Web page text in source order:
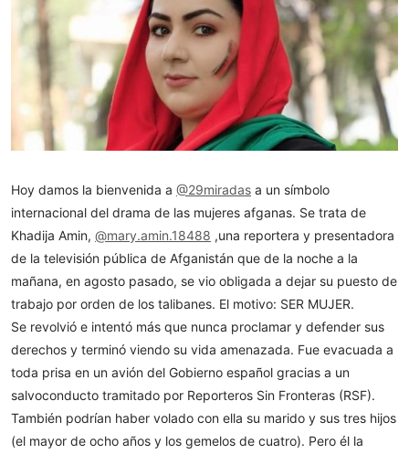
Hoy damos la bienvenida a @29miradas a un símbolo
internacional del drama de las mujeres afganas. Se trata de
Khadija Amin, @mary.amin.18488 ,una reportera y presentadora
de la televisión pública de Afganistán que de la noche a la
mañana, en agosto pasado, se vio obligada a dejar su puesto de
trabajo por orden de los talibanes. El motivo: SER MUJER.
Se revolvió e intentó más que nunca proclamar y defender sus
derechos y terminó viendo su vida amenazada. Fue evacuada a
toda prisa en un avión del Gobierno español gracias a un
salvoconducto tramitado por Reporteros Sin Fronteras (RSF).
También podrían haber volado con ella su marido y sus tres hijos
(el mayor de ocho años y los gemelos de cuatro). Pero él la